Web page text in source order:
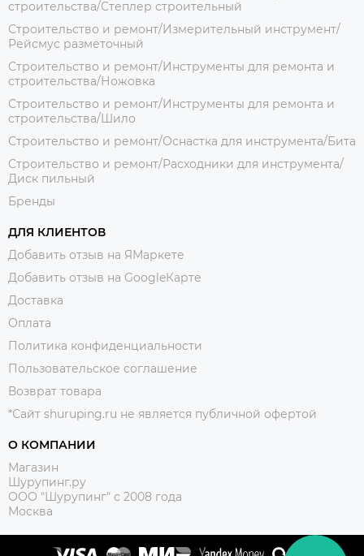
строительства/Степлер строительный
Строительство и ремонт/Измерительный инструмент/
Рейсмус разметочный
Строительство и ремонт/Инструменты для ремонта и
строительства/Ножовка
Строительство и ремонт/Инструменты для ремонта и
строительства/Шило
Строительство и ремонт/Оснастка для инструмента/Бита
Строительство и ремонт/Расходники для инструмента/
Диск пильный
Бренды
ДЛЯ КЛИЕНТОВ
Добавить отзыв на ЯМаркете
Добавить отзыв на GoogleКарте
Доставка
Оплата
Политика конфиденциальности
Пользовательское соглашение
Возврат товара
*Сайт shuruping.ru не является публичной офертой
О КОМПАНИИ
Магазин
Шурупинг.ру
ООО "Шурупинг" с 2008 года
Москва